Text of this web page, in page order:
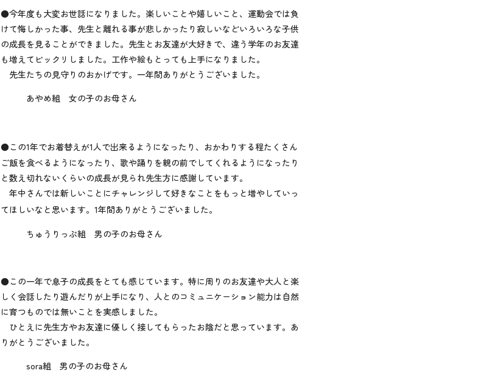
●今年度も大変お世話になりました。楽しいことや嬉しいこと、運動会では負
けて悔しかった事、先生と離れる事が悲しかったり寂しいなどいろいろな子供
の成長を見ることができました。先生とお友達が大好きで、違う学年のお友達
も増えてビックリしました。工作や絵もとっても上手になりました。
先生たちの見守りのおかげです。一年間ありがとうございました。
あやめ組 女の子のお母さん
●この1年でお着替えが1人で出来るようになったり、おかわりする程たくさん
ご飯を食べるようになったり、歌や踊りを親の前でしてくれるようになったり
と数え切れないくらいの成長が見られ先生方に感謝しています。
年中さんでは新しいことにチャレンジして好きなことをもっと増やしていっ
てほしいなと思います。 1年間ありがとうございました。
ちゅうりっぷ組 男の子のお母さん
●この一年で息子の成長をとても感じています。特に周りのお友達や大人と楽
しく会話したり遊んだりが上手になり、人とのコミュニケーション能力は自然
に育つものでは無いことを実感しました。
ひとえに先生方やお友達に優しく接してもらったお陰だと思っています。あ
りがとうございました。
sora組 男の子のお母さん